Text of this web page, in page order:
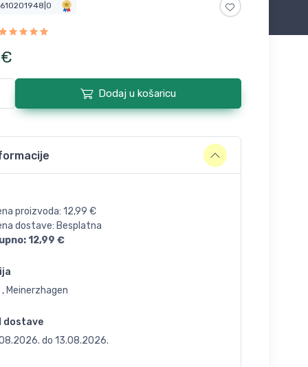
€
Dodaj u košaricu
proizvoda: 12,99 €
dostave: Besplatna
12,99 €
, Meinerzhagen
dostave
do 13.08.2026.